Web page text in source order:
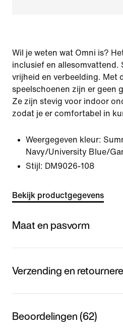
Wil je weten wat Omni is?
inclusief en allesomvattend.
vrijheid en verbeelding. Met
speelschoenen zijn er geen
Ze zijn stevig voor indoor
zodat je er comfortabel in
Weergegeven kleur:
Navy/University Blue/
Stijl: DM9026-108
Bekijk productgegevens
Maat en pasvorm
Verzending en
Beoordelingen (62)